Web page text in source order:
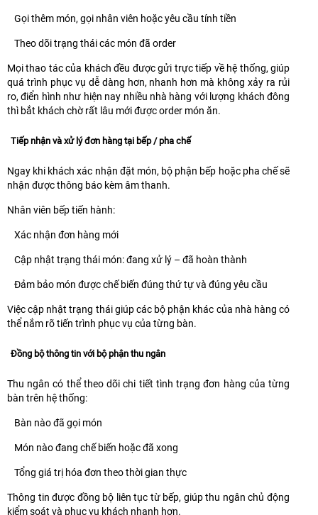
Gọi thêm món, gọi nhân viên hoặc yêu cầu tính tiền
Theo dõi trạng thái các món đã order
Mọi thao tác của khách đều được gửi trực tiếp về hệ thống, giúp
quá trình phục vụ dễ dàng hơn, nhanh hơn mà không xảy ra rủi
ro, điển hình như hiện nay nhiều nhà hàng với lượng khách đông
thì bắt khách chờ rất lâu mới được order món ăn.
Tiếp nhận và xử lý đơn hàng tại bếp / pha chế
Ngay khi khách xác nhận đặt món, bộ phận bếp hoặc pha chế sẽ
nhận được thông báo kèm âm thanh.
Nhân viên bếp tiến hành:
Xác nhận đơn hàng mới
Cập nhật trạng thái món: đang xử lý – đã hoàn thành
Đảm bảo món được chế biến đúng thứ tự và đúng yêu cầu
Việc cập nhật trạng thái giúp các bộ phận khác của nhà hàng có
thể nắm rõ tiến trình phục vụ của từng bàn.
Đồng bộ thông tin với bộ phận thu ngân
Thu ngân có thể theo dõi chi tiết tình trạng đơn hàng của từng
bàn trên hệ thống:
Bàn nào đã gọi món
Món nào đang chế biến hoặc đã xong
Tổng giá trị hóa đơn theo thời gian thực
Thông tin được đồng bộ liên tục từ bếp, giúp thu ngân chủ động
kiểm soát và phục vụ khách nhanh hơn.